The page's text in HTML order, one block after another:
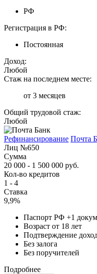
РФ
Регистрация в РФ:
Постоянная
Доход:
Любой
Стаж на последнем месте:
от 3 месяцев
Общий трудовой стаж:
Любой
Рефинансирование Почта
Лиц №650
Сумма
20 000 - 1 500 000 руб.
Кол-во кредитов
1 - 4
Ставка
9,9%
Паспорт РФ +1
Возраст от 18 лет
Подтверждение
Без залога
Без поручителей
Подробнее